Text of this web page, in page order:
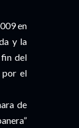
en
y la
fin del
por el
de